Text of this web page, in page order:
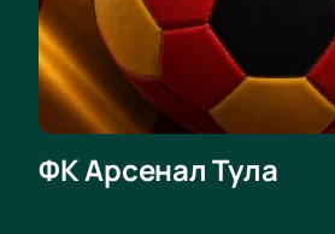
ФК Арсенал Тула